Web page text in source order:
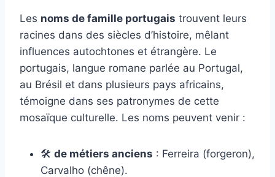
Les noms de famille portugais trouvent leurs
racines dans des siècles d’histoire, mêlant
influences autochtones et étrangère. Le
portugais, langue romane parlée au Portugal,
au Brésil et dans plusieurs pays africains,
témoigne dans ses patronymes de cette
mosaïque culturelle. Les noms peuvent venir :
🛠️ de métiers anciens : Ferreira (forgeron),
Carvalho (chêne).